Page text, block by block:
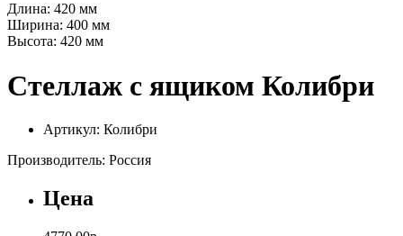
Длина: 420 мм
Ширина: 400 мм
Высота: 420 мм
Стеллаж с ящиком Колибри
Артикул: Колибри
Производитель: Россия
Цена